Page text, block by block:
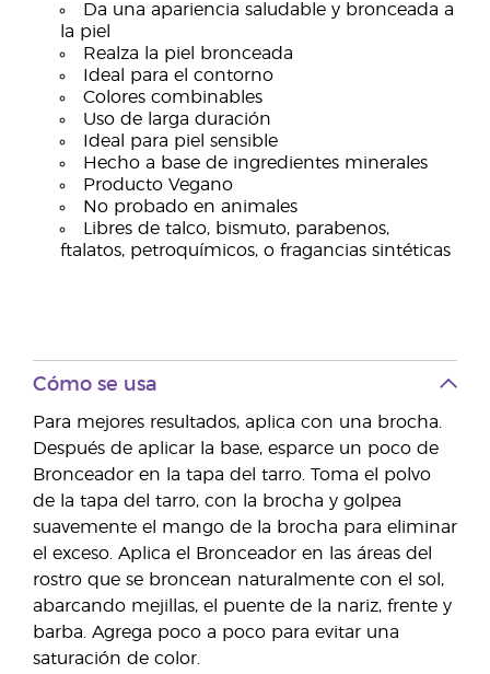
Da una apariencia saludable y bronceada a
la piel
Realza la piel bronceada
Ideal para el contorno
Colores combinables
Uso de larga duración
Ideal para piel sensible
Hecho a base de ingredientes minerales
Producto Vegano
No probado en animales
Libres de talco, bismuto, parabenos,
ftalatos, petroquímicos, o fragancias sintéticas
Cómo se usa
Para mejores resultados, aplica con una brocha.
Después de aplicar la base, esparce un poco de
Bronceador en la tapa del tarro. Toma el polvo
de la tapa del tarro, con la brocha y golpea
suavemente el mango de la brocha para eliminar
el exceso. Aplica el Bronceador en las áreas del
rostro que se broncean naturalmente con el sol,
abarcando mejillas, el puente de la nariz, frente y
barba. Agrega poco a poco para evitar una
saturación de color.